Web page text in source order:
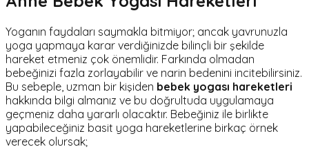
Yoganın faydaları saymakla bitmiyor; ancak yavrunuzla
yoga yapmaya karar verdiğinizde bilinçli bir şekilde
hareket etmeniz çok önemlidir. Farkında olmadan
bebeğinizi fazla zorlayabilir ve narin bedenini incitebilirsiniz.
Bu sebeple, uzman bir kişiden bebek yogası hareketleri
hakkında bilgi almanız ve bu doğrultuda uygulamaya
geçmeniz daha yararlı olacaktır. Bebeğiniz ile birlikte
yapabileceğiniz basit yoga hareketlerine birkaç örnek
verecek olursak;